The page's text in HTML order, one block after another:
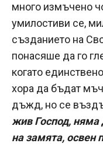
много измъчено
умилостиви се,
създанието на
понасяше да го
когато
хора да бъдат
дъжд, но се
жив Господ, няма
на замята, освен